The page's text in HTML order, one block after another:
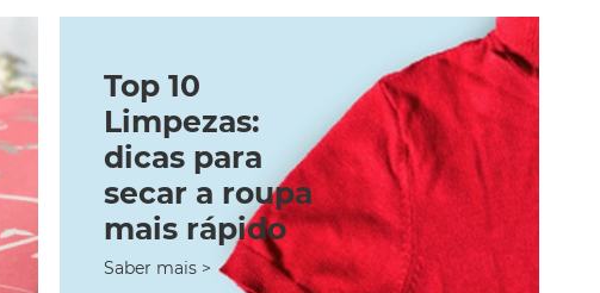
Top 10
Limpezas:
dicas para
secar a roupa
mais rápido
Saber mais